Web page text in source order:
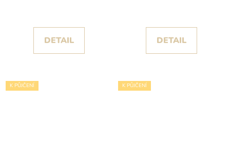
DETAIL DETAIL
K PŮJČENÍ K PŮJČENÍ